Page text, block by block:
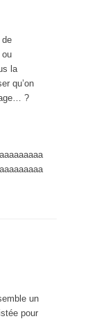
de
la
qu’on
?
un
pour